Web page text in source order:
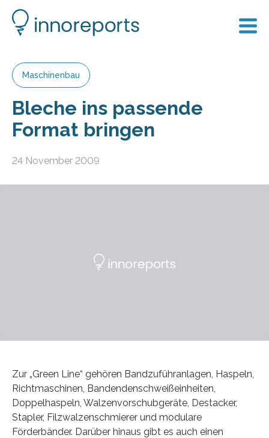
Maschinenbau
Bleche ins passende
Format bringen
24 November 2009
Zur „Green Line“ gehören Bandzuführanlagen, Haspeln,
Richtmaschinen, Bandendenschweißeinheiten,
Doppelhaspeln, Walzenvorschubgeräte, Destacker,
Stapler, Filzwalzenschmierer und modulare
Förderbänder. Darüber hinaus gibt es auch einen